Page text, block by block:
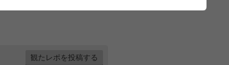
観たレポを投稿する